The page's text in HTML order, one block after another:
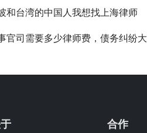
和台湾的中国人我想找上海律师
司需要多少律师费，债务纠纷大概
合作